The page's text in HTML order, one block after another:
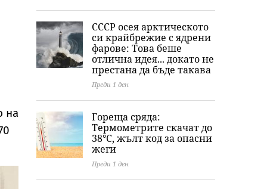
Монро
на
СССР осея арктическото
си крайбрежие с ядрени
фарове: Това беше
отлична идея... докато не
престана да бъде такава
Преди 1 ден
Гореща сряда:
Термометрите скачат до
38°C, жълт код за опасни
жеги
Преди 1 ден